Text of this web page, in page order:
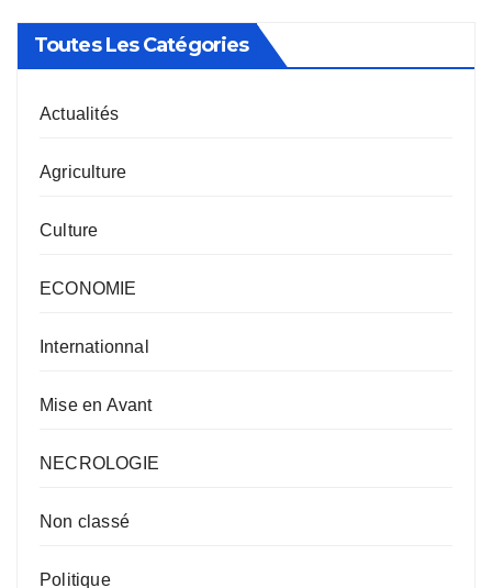
Toutes Les Catégories
Actualités
Agriculture
Culture
ECONOMIE
Internationnal
Mise en Avant
NECROLOGIE
Non classé
Politique